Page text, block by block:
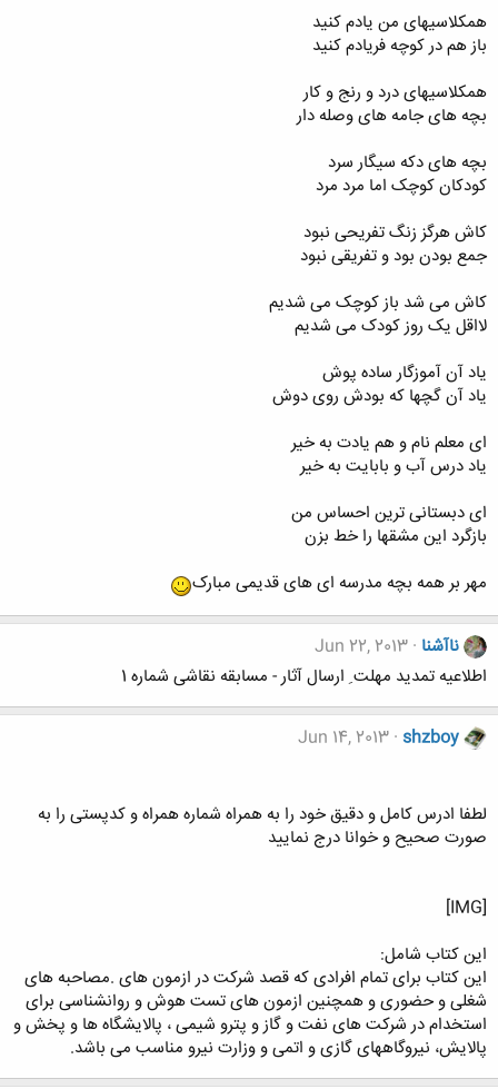
همکلاسیهای من یادم کنید
باز هم در کوچه فریادم کنید
همکلاسیهای درد و رنج و کار
بچه های جامه های وصله دار
بچه های دکه سیگار سرد
کودکان کوچک اما مرد مرد
کاش هرگز زنگ تفریحی نبود
جمع بودن بود و تفریقی نبود
کاش می شد باز کوچک می شدیم
لااقل یک روز کودک می شدیم
یاد آن آموزگار ساده پوش
یاد آن گچها که بودش روی دوش
ای معلم نام و هم یادت به خیر
یاد درس آب و بابایت به خیر
ای دبستانی ترین احساس من
بازگرد این مشقها را خط بزن
مهر بر همه بچه مدرسه ای های قدیمی مبارک
ناآشنا Jun 22, 2013
اطلاعیه تمدید مهلت ِ ارسال آثار - مسابقه نقاشی شماره 1
shzboy
Jun 14, 2013
لطفا ادرس کامل و دقیق خود را به همراه شماره همراه و کدپستی را به
صورت صحیح و خوانا درج نمایید
[IMG]
این کتاب شامل:
این کتاب برای تمام افرادی که قصد شرکت در ازمون های .مصاحبه های
شغلی و حضوری و همچنین ازمون های تست هوش و روانشناسی برای
استخدام در شرکت های نفت و گاز و پترو شیمی ، پالایشگاه ها و پخش و
پالایش، نیروگاههای گازی و اتمی و وزارت نیرو مناسب می باشد.